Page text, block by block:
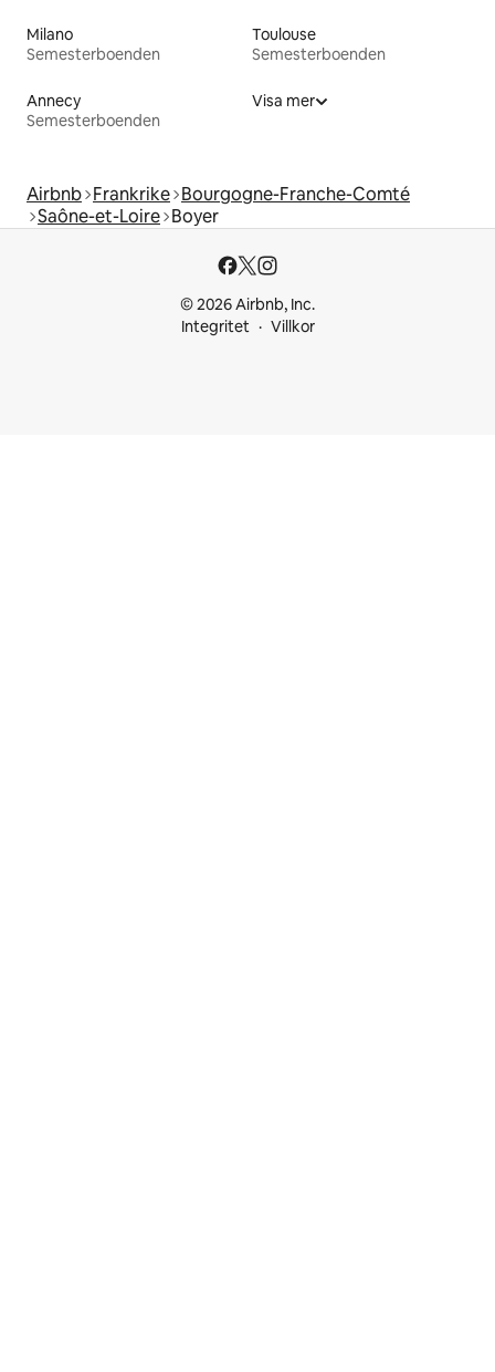
Milano
Semesterboenden
Toulouse
Semesterboenden
Annecy
Semesterboenden
Visa mer
Airbnb Frankrike Bourgogne-Franche-Comté
Saône-et-Loire Boyer
© 2026 Airbnb, Inc.
Integritet
Villkor